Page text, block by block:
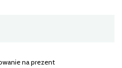
na prezent